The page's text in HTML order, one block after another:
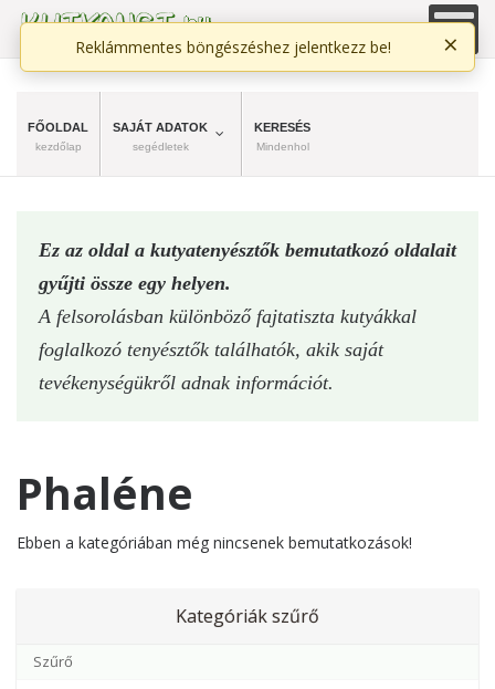
FŐOLDAL
kezdőlap
SAJÁT ADATOK
segédletek
KERESÉS
Mindenhol
Ez az oldal a kutyatenyésztők bemutatkozó oldalait
gyűjti össze egy helyen.
A felsorolásban különböző fajtatiszta kutyákkal
foglalkozó tenyésztők találhatók, akik saját
tevékenységükről adnak információt.
Phaléne
Ebben a kategóriában még nincsenek bemutatkozások!
Kategóriák szűrő
Reklámmentes böngészéshez jelentkezz be! ×